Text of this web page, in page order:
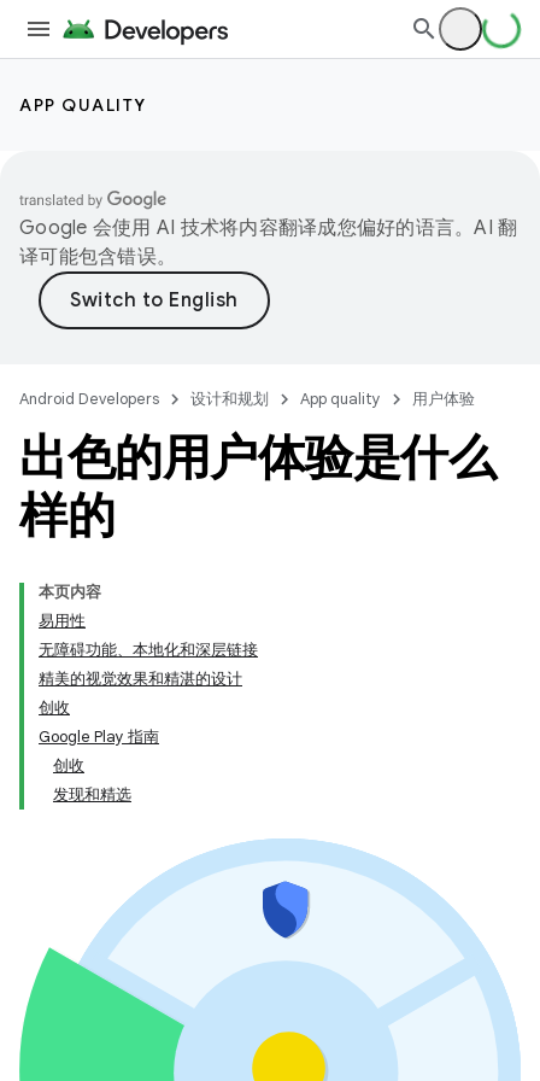
APP QUALITY
Google 会使用 AI 技术将内容翻译成您偏好的语言。AI 翻
译可能包含错误。
Android Developers 设计和规划 App quality 用户体验
出色的用户体验是什么
样的
本页内容
易用性
无障碍功能、本地化和深层链接
精美的视觉效果和精湛的设计
创收
Google Play 指南
创收
发现和精选